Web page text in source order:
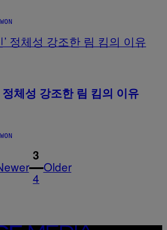
정체성 강조한 림 킴의 이유
1
3
4
Older